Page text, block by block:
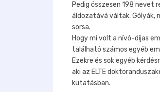
Pedig összesen 198 nevet
áldozatává váltak. Gólyák,
sorsa.
Hogy mi volt a nívó-díjas
található számos egyéb
Ezekre és sok egyéb
aki az ELTE
kutatásban.